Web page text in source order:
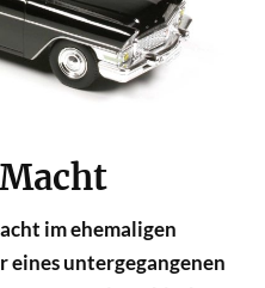
im ehemaligen
eines untergegangenen